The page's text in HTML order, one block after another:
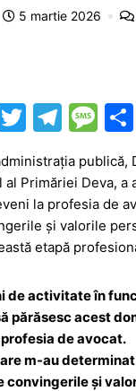
5 martie 2026
T
w
itt
er
T
el
e
gr
a
m
M
e
s
s
a
g
e
publică,
al Primăriei Deva, a
la profesia de
și valorile
etapă
de activitate în
părăsesc acest
de avocat.
m-au
convingerile și